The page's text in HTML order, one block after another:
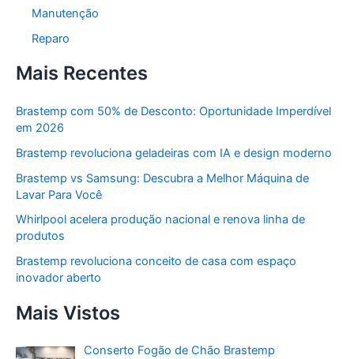
Manutenção
Reparo
Mais Recentes
Brastemp com 50% de Desconto: Oportunidade Imperdível
em 2026
Brastemp revoluciona geladeiras com IA e design moderno
Brastemp vs Samsung: Descubra a Melhor Máquina de
Lavar Para Você
Whirlpool acelera produção nacional e renova linha de
produtos
Brastemp revoluciona conceito de casa com espaço
inovador aberto
Mais Vistos
Conserto Fogão de Chão Brastemp